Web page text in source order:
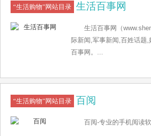
“生活购物”网站目录 生活百事网
生活百事网（
际新闻,军事新闻,百姓话题
百事网。...
“生活购物”网站目录 百阅
百阅-专业的手机阅读